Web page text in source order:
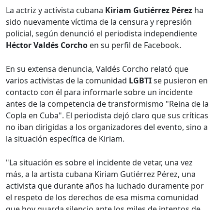
La actriz y activista cubana Kiriam Gutiérrez Pérez ha
sido nuevamente víctima de la censura y represión
policial, según denunció el periodista independiente
Héctor Valdés Corcho en su perfil de Facebook.
En su extensa denuncia, Valdés Corcho relató que
varios activistas de la comunidad LGBTIse pusieron en
contacto con él para informarle sobre un incidente
antes de la competencia de transformismo "Reina de la
Copla en Cuba". El periodista dejó claro que sus críticas
no iban dirigidas a los organizadores del evento, sino a
la situación específica de Kiriam.
"La situación es sobre el incidente de vetar, una vez
más, a la artista cubana Kiriam Gutiérrez Pérez, una
activista que durante años ha luchado duramente por
el respeto de los derechos de esa misma comunidad